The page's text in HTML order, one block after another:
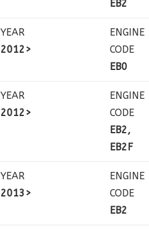
EB2
YEAR
2012>
ENGINE
CODE
EB0
YEAR
2012>
ENGINE
CODE
EB2,
EB2F
YEAR
2013>
ENGINE
CODE
EB2